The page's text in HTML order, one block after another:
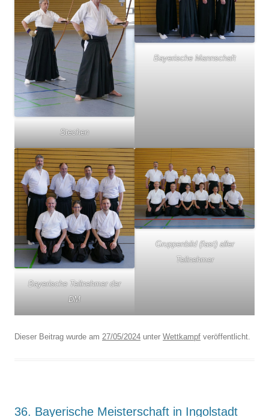
Stechen
Bayerische Mannschaft
Bayerische Teilnehmer der
DM
Gruppenbild (fast) aller
Teilnehmer
Dieser Beitrag wurde am 27/05/2024 unter Wettkampf veröffentlicht.
36. Bayerische Meisterschaft in Ingolstadt